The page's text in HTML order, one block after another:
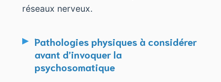
réseaux nerveux.
Pathologies physiques à considérer
avant d’invoquer la
psychosomatique